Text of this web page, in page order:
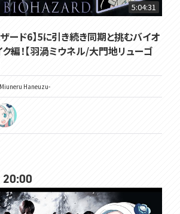
5:04:31
ード6】5に引き続き同期と挑むバイオ
ク編！【羽渦ミウネル/大門地リューゴ
Haneuzu-